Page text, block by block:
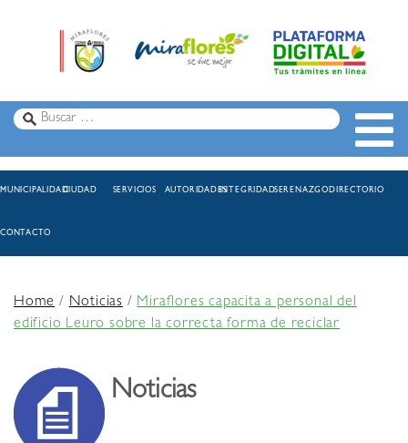
MUNICIPALIDADCIUDAD SERVICIOS AUTORIDADESINTEGRIDADSERENAZGODIRECTORIO
CONTACTO
Home/Noticias /Miraflores capacita a personal del
edificio Leuro sobre la correcta forma de reciclar
Noticias